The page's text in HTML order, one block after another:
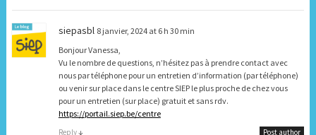
siepasbl
Post author
8 janvier, 2024 at 6 h 30 min
Bonjour Vanessa,
Vu le nombre de questions, n’hésitez pas à prendre contact avec
nous par téléphone pour un entretien d’information (par téléphone)
ou venir sur place dans le centre SIEP le plus proche de chez vous
pour un entretien (sur place) gratuit et sans rdv.
https://portail.siep.be/centre
Reply↓